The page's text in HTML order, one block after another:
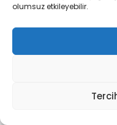
olumsuz etkileyebilir.